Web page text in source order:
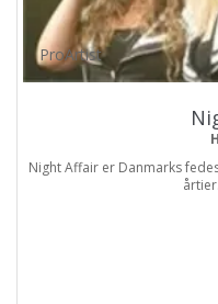
ProArtist
Night Affair er Danmarks